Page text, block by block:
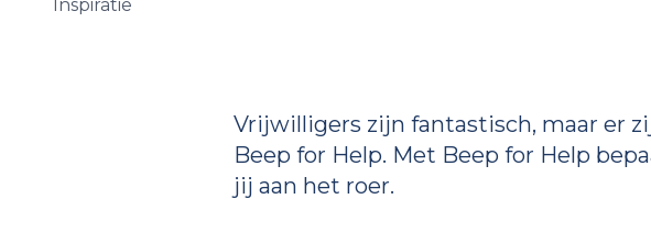
Inspiratie
Vrijwilligers zijn fantastisch, maar er
Beep for Help. Met Beep for Help
jij aan het roer.